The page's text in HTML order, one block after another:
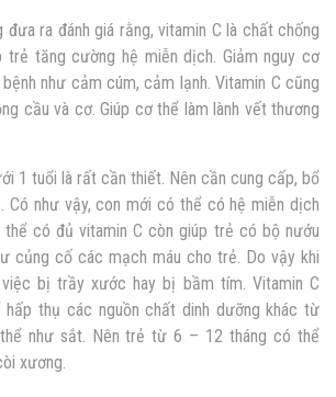
đưa ra đánh giá rằng, vitamin C là chất chống
trẻ tăng cường hệ miễn dịch. Giảm nguy cơ
như cảm cúm, cảm lạnh. Vitamin C cũng
cầu và cơ. Giúp cơ thể làm lành vết thương
1 tuổi là rất cần thiết. Nên cần cung cấp, bổ
Có như vậy, con mới có thể có hệ miễn dịch
thể có đủ vitamin C còn giúp trẻ có bộ nướu
củng cố các mạch máu cho trẻ. Do vậy khi
bị trầy xước hay bị bầm tím. Vitamin C
thụ các nguồn chất dinh dưỡng khác từ
như sắt. Nên trẻ từ 6 – 12 tháng có thể
xương.